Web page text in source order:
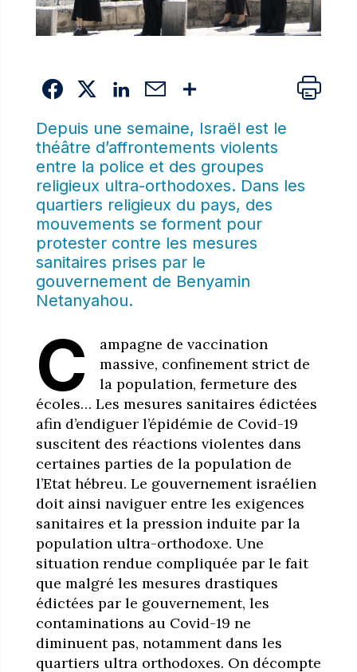
Depuis une semaine, Israël est le
théâtre d’affrontements violents
entre la police et des groupes
religieux ultra-orthodoxes. Dans les
quartiers religieux du pays, des
mouvements se forment pour
protester contre les mesures
sanitaires prises par le
gouvernement de Benyamin
Netanyahou.
C
ampagne de vaccination
massive, confinement strict de
la population, fermeture des
écoles… Les mesures sanitaires édictées
afin d’endiguer l’épidémie de Covid-19
suscitent des réactions violentes dans
certaines parties de la population de
l’Etat hébreu. Le gouvernement israélien
doit ainsi naviguer entre les exigences
sanitaires et la pression induite par la
population ultra-orthodoxe. Une
situation rendue compliquée par le fait
que malgré les mesures drastiques
édictées par le gouvernement, les
contaminations au Covid-19 ne
diminuent pas, notamment dans les
quartiers ultra orthodoxes. On décompte